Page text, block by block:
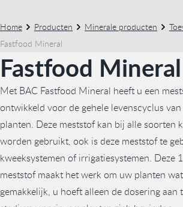
Home Producten Minerale producten
Fastfood Mineral
Fastfood Mineral
Met BAC Fastfood Mineral heeft u een
ontwikkeld voor de gehele levenscyclus
planten. Deze meststof kan bij alle soorten
worden gebruikt, ook is deze meststof te
kweeksystemen of irrigatiesystemen. Deze
meststof maakt het werk om uw planten
gemakkelijk, u hoeft alleen de dosering aan